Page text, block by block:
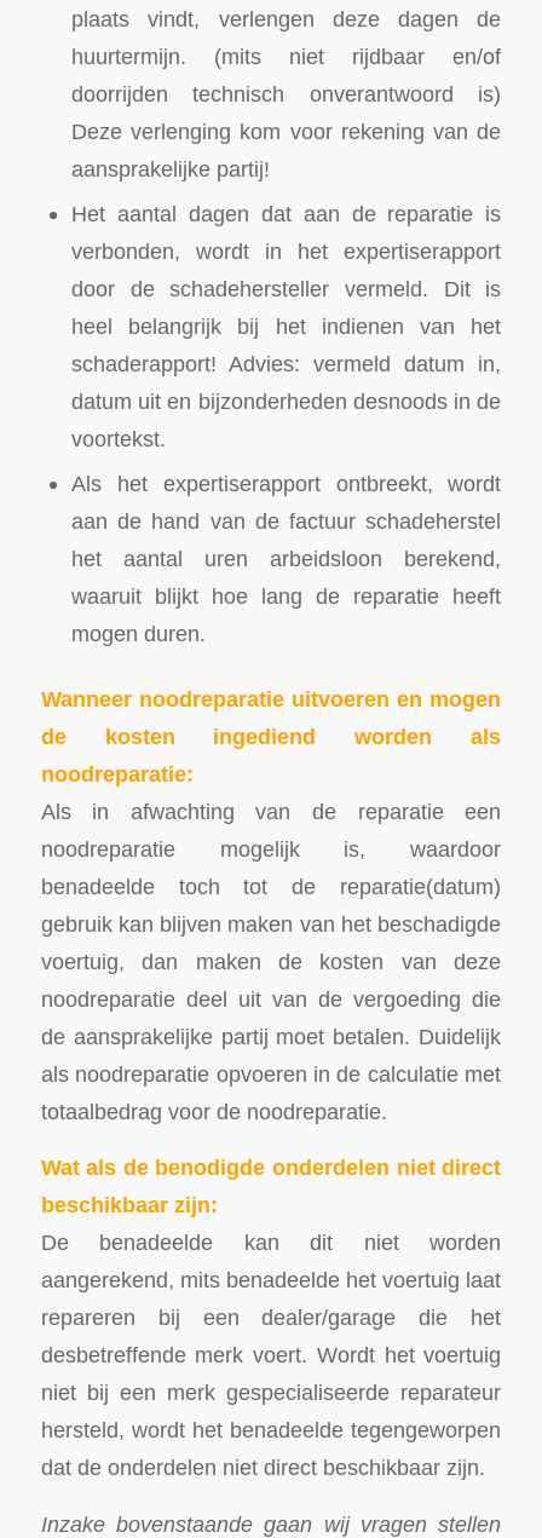
plaats vindt, verlengen deze dagen de
huurtermijn. (mits niet rijdbaar en/of
doorrijden technisch onverantwoord is)
Deze verlenging kom voor rekening van de
aansprakelijke partij!
Het aantal dagen dat aan de reparatie is
verbonden, wordt in het expertiserapport
door de schadehersteller vermeld. Dit is
heel belangrijk bij het indienen van het
schaderapport! Advies: vermeld datum in,
datum uit en bijzonderheden desnoods in de
voortekst.
Als het expertiserapport ontbreekt, wordt
aan de hand van de factuur schadeherstel
het aantal uren arbeidsloon berekend,
waaruit blijkt hoe lang de reparatie heeft
mogen duren.
Wanneer noodreparatie uitvoeren en mogen
de kosten ingediend worden als
noodreparatie:
Als in afwachting van de reparatie een
noodreparatie mogelijk is, waardoor
benadeelde toch tot de reparatie(datum)
gebruik kan blijven maken van het beschadigde
voertuig, dan maken de kosten van deze
noodreparatie deel uit van de vergoeding die
de aansprakelijke partij moet betalen. Duidelijk
als noodreparatie opvoeren in de calculatie met
totaalbedrag voor de noodreparatie.
Wat als de benodigde onderdelen niet direct
beschikbaar zijn:
De benadeelde kan dit niet worden
aangerekend, mits benadeelde het voertuig laat
repareren bij een dealer/garage die het
desbetreffende merk voert. Wordt het voertuig
niet bij een merk gespecialiseerde reparateur
hersteld, wordt het benadeelde tegengeworpen
dat de onderdelen niet direct beschikbaar zijn.
Inzake bovenstaande gaan wij vragen stellen